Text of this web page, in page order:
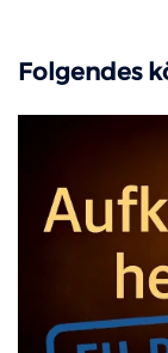
Folgendes